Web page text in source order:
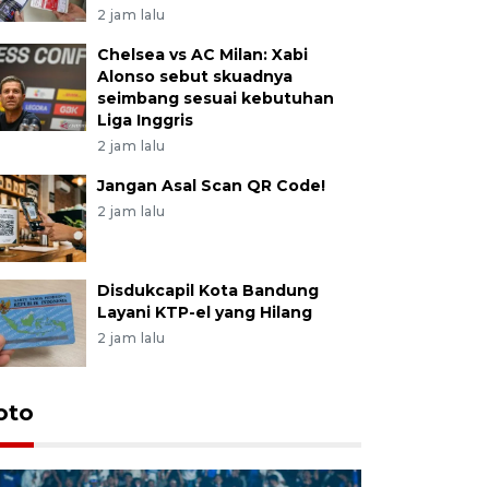
2 jam lalu
Chelsea vs AC Milan: Xabi
Alonso sebut skuadnya
seimbang sesuai kebutuhan
Liga Inggris
2 jam lalu
Jangan Asal Scan QR Code!
2 jam lalu
Disdukcapil Kota Bandung
Layani KTP-el yang Hilang
2 jam lalu